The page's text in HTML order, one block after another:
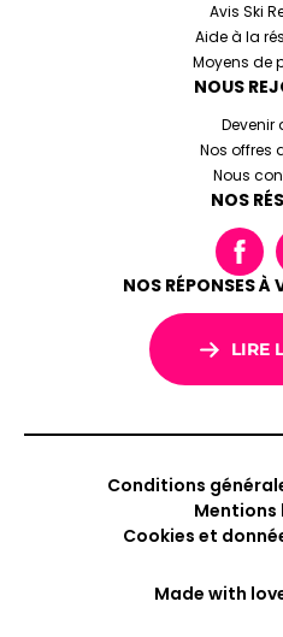
Avis Ski
Aide à la
Moyens de
NOUS
Devenir
Nos offres
Nous
NOS
NOS RÉPONSES À
LIRE
Conditions
Mentions
Cookies et
Made with